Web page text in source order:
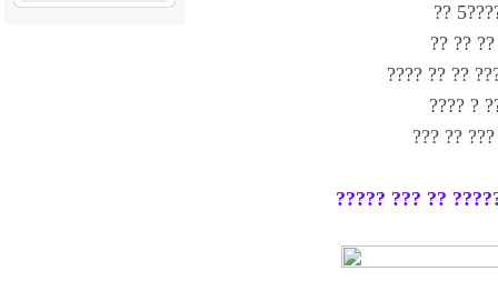
??
?? ??
???? ?? ??
???? ?
??? ??
????? ??? ?? ????